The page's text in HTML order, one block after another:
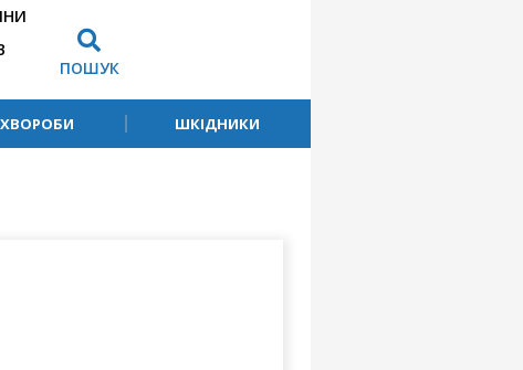
ПОШУК
ХВОРОБИ ШКІДНИКИ